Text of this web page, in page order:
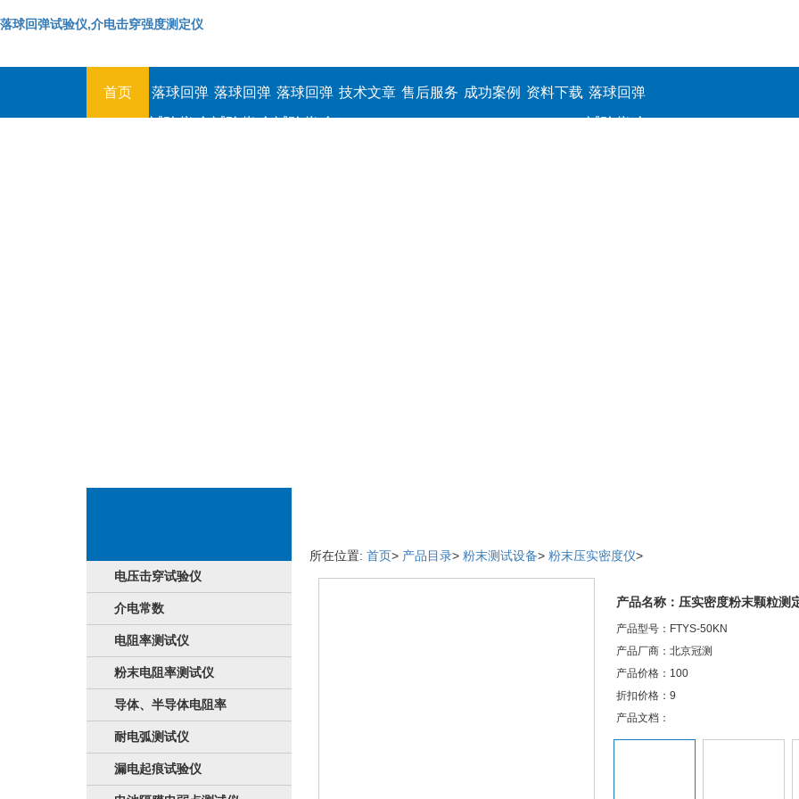
落球回弹试验仪,介电击穿强度测定仪
首页
落球回弹
试验仪,介
落球回弹
试验仪,介
落球回弹
试验仪,介
技术文章 售后服务 成功案例 资料下载 落球回弹
试验仪,介
电压击穿试验仪
介电常数
电阻率测试仪
粉末电阻率测试仪
导体、半导体电阻率
耐电弧测试仪
漏电起痕试验仪
所在位置: 首页> 产品目录> 粉末测试设备> 粉末压实密度仪>
产品名称：压实密度粉末颗粒测
产品型号：FTYS-50KN
产品厂商：北京冠测
产品价格：100
折扣价格：9
产品文档：